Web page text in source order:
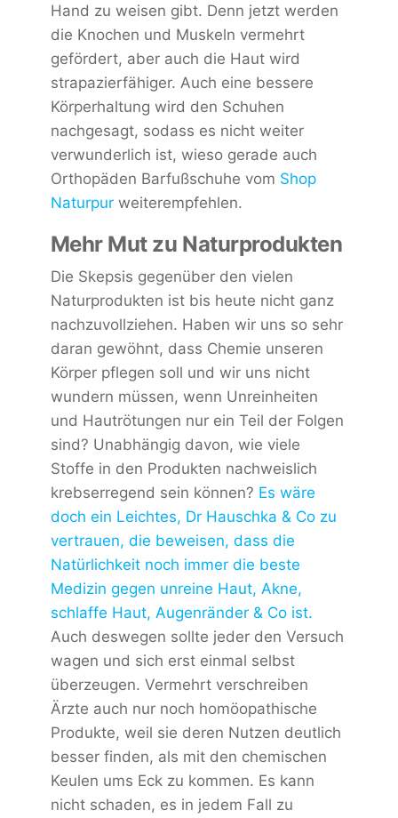
Hand zu weisen gibt. Denn jetzt werden
die Knochen und Muskeln vermehrt
gefördert, aber auch die Haut wird
strapazierfähiger. Auch eine bessere
Körperhaltung wird den Schuhen
nachgesagt, sodass es nicht weiter
verwunderlich ist, wieso gerade auch
Orthopäden Barfußschuhe vom Shop
Naturpurweiterempfehlen.
Mehr Mut zu Naturprodukten
Die Skepsis gegenüber den vielen
Naturprodukten ist bis heute nicht ganz
nachzuvollziehen. Haben wir uns so sehr
daran gewöhnt, dass Chemie unseren
Körper pflegen soll und wir uns nicht
wundern müssen, wenn Unreinheiten
und Hautrötungen nur ein Teil der Folgen
sind? Unabhängig davon, wie viele
Stoffe in den Produkten nachweislich
krebserregend sein können? Es wäre
doch ein Leichtes, Dr Hauschka & Co zu
vertrauen, die beweisen, dass die
Natürlichkeit noch immer die beste
Medizin gegen unreine Haut, Akne,
schlaffe Haut, Augenränder & Co ist.
Auch deswegen sollte jeder den Versuch
wagen und sich erst einmal selbst
überzeugen. Vermehrt verschreiben
Ärzte auch nur noch homöopathische
Produkte, weil sie deren Nutzen deutlich
besser finden, als mit den chemischen
Keulen ums Eck zu kommen. Es kann
nicht schaden, es in jedem Fall zu